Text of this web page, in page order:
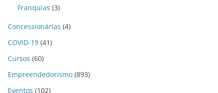
Franquias (3)
Concessionárias (4)
COVID-19 (41)
Cursos (60)
Empreendedorismo (893)
Eventos (102)